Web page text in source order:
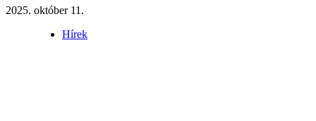
2025. október 11.
Hírek